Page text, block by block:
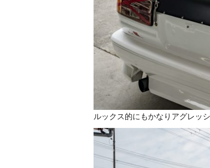
ルックス的にもかなりアグレッ